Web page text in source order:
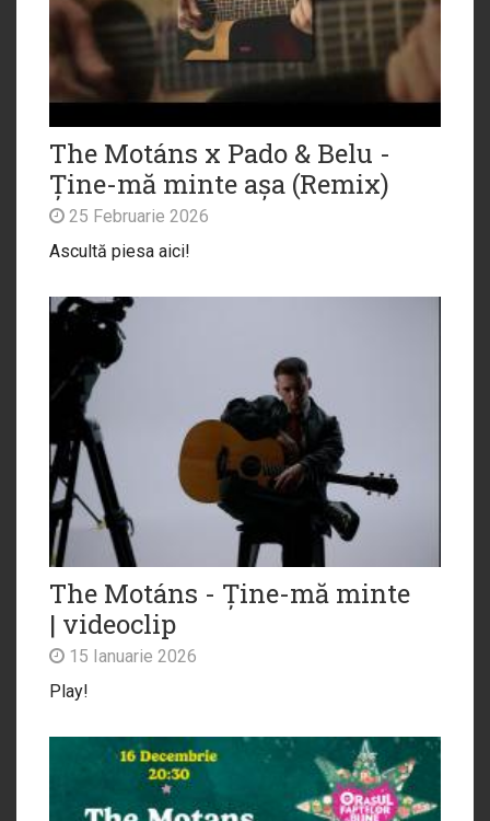
The Motáns x Pado & Belu -
Ține-mă minte așa (Remix)
25 Februarie 2026
Ascultă piesa aici!
The Motáns - Ține-mă minte
| videoclip
15 Ianuarie 2026
Play!